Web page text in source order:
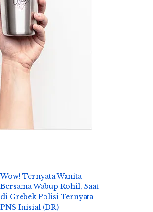
Wow! Ternyata Wanita
Bersama Wabup Rohil, Saat
di Grebek Polisi Ternyata
PNS Inisial (DR)